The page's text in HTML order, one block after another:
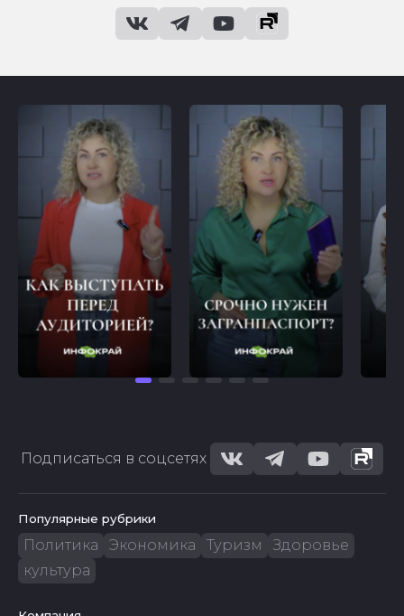
Подписаться в соцсетях
Популярные рубрики
Политика Экономика Туризм
Здоровье
культура